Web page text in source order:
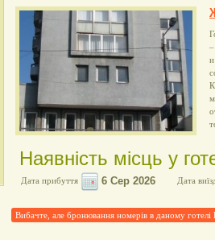
Наявність місць у
Дата прибуття Дата
Вибачте, але бронювання номерів в даному